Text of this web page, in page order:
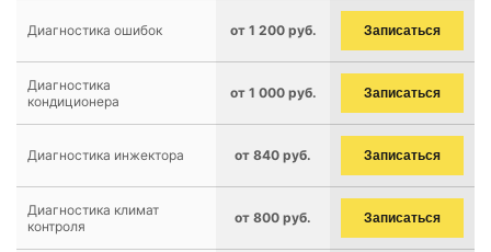
Диагностика ошибок от 1 200 руб. Записаться
Диагностика
кондиционера
от 1 000 руб. Записаться
Диагностика инжектора от 840 руб. Записаться
Диагностика климат
контроля
от 800 руб. Записаться